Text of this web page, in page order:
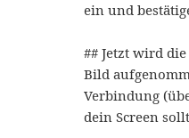
ein und
## Jetzt wird
Bild
Verbindung
dein Screen